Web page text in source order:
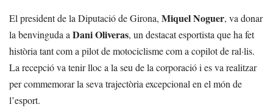
El president de la Diputació de Girona, Miquel Noguer, va donar
la benvinguda a Dani Oliveras, un destacat esportista que ha fet
història tant com a pilot de motociclisme com a copilot de ral·lis.
La recepció va tenir lloc a la seu de la corporació i es va realitzar
per commemorar la seva trajectòria excepcional en el món de
l’esport.